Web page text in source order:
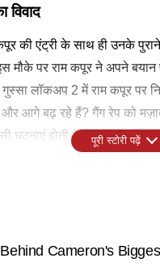
विवाद
की एंट्री के साथ ही उनके
मौके पर राम कपूर ने अपने
गुस्सा लॉकअप 2 में राम कपूर
आगे बढ़ रहे हैं? गैंग रेप को
होती हैं तो वे किस दौर
पूरी स्टोरी पढ़ें